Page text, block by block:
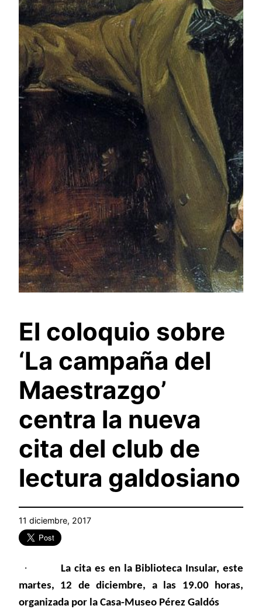
El coloquio sobre
‘La campaña del
Maestrazgo’
centra la nueva
cita del club de
lectura galdosiano
11 diciembre, 2017
·
La cita es en la Biblioteca Insular, este
martes, 12 de diciembre, a las 19.00 horas,
organizada por la Casa-Museo Pérez Galdós